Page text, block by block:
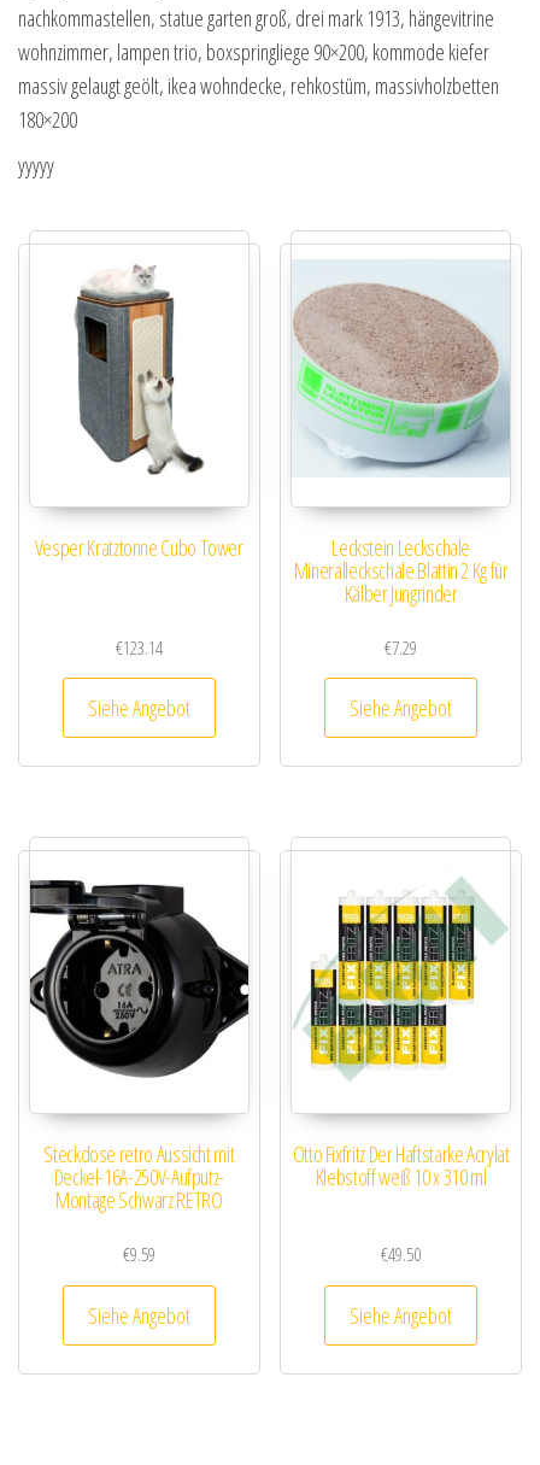
nachkommastellen, statue garten groß, drei mark 1913, hängevitrine
wohnzimmer, lampen trio, boxspringliege 90×200, kommode kiefer
massiv gelaugt geölt, ikea wohndecke, rehkostüm, massivholzbetten
180×200
yyyyy
Vesper Kratztonne Cubo Tower
€123.14
Siehe Angebot
Leckstein Leckschale
Mineralleckschale Blattin 2 Kg für
Kälber Jungrinder
€7.29
Siehe Angebot
Steckdose retro Aussicht mit
Deckel-16A-250V-Aufputz-
Montage Schwarz RETRO
€9.59
Siehe Angebot
Otto Fixfritz Der Haftstarke Acrylat
Klebstoff weiß 10 x 310 ml
€49.50
Siehe Angebot